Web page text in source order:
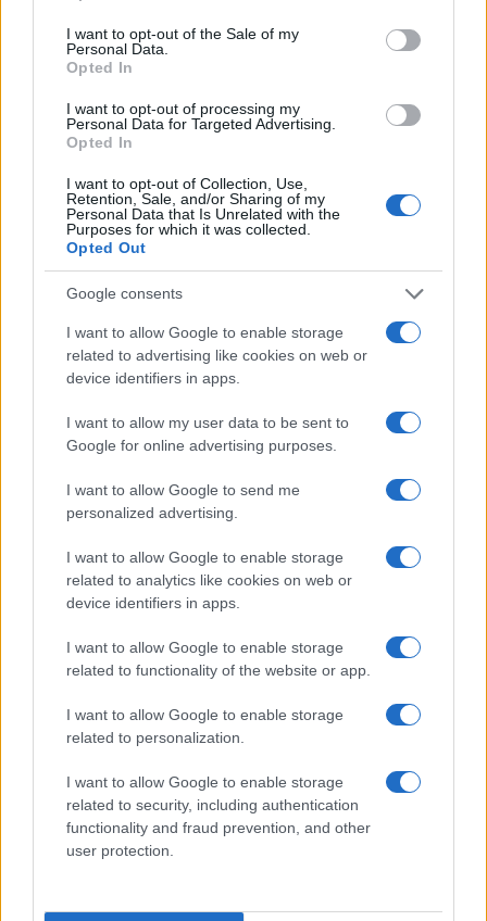
I want to opt-out of the Sale of my
Personal Data.
Opted In
I want to opt-out of processing my
Personal Data for Targeted Advertising.
Opted In
I want to opt-out of Collection, Use,
Retention, Sale, and/or Sharing of my
Personal Data that Is Unrelated with the
Purposes for which it was collected.
Opted Out
Google consents
I want to allow Google to enable storage
related to advertising like cookies on web or
device identifiers in apps.
I want to allow my user data to be sent to
Google for online advertising purposes.
I want to allow Google to send me
personalized advertising.
I want to allow Google to enable storage
related to analytics like cookies on web or
device identifiers in apps.
I want to allow Google to enable storage
related to functionality of the website or app.
I want to allow Google to enable storage
related to personalization.
I want to allow Google to enable storage
related to security, including authentication
functionality and fraud prevention, and other
user protection.
Il tutto senza contare che ad oggi spesso a
trainare le vendite di vetture completamente
automobilisti, ma leflotte aziendali
. A guidare
quindi non è la comodità ma ragioni più di
immagine o legati alla redazione dei bilanci di
sostenibilità dei grandi gruppi quotati in Borsa e
Non per nulla la spia di allarme si è già accesa in
Germania. Reinhard Zirpel, presidente
dell’associazione tedesca dei costruttori di
autoveicoli, ha infatti evidenziato come il crollo
delle immatricolazioni di completamente elettrici
sia stato particolarmente “massiccio”, chiedendo
alla politica “contromisure per ripristinare la
fiducia dei consumatori”.
Queste considerazioni – sostiene Gian Primo
Quagliano, presidente del Centro Studi Promotor –
valgono anche per l’Italia che nella graduatoria
posto nell’Europa Occidentale, ma poco ci manca.
In quanto la quota delle elettriche in maggio è
pari al 3,6% contro il 4,1% del maggio 2023. Il dato
si confronta con il 13,9% dell’intera Europa
Occidentale.